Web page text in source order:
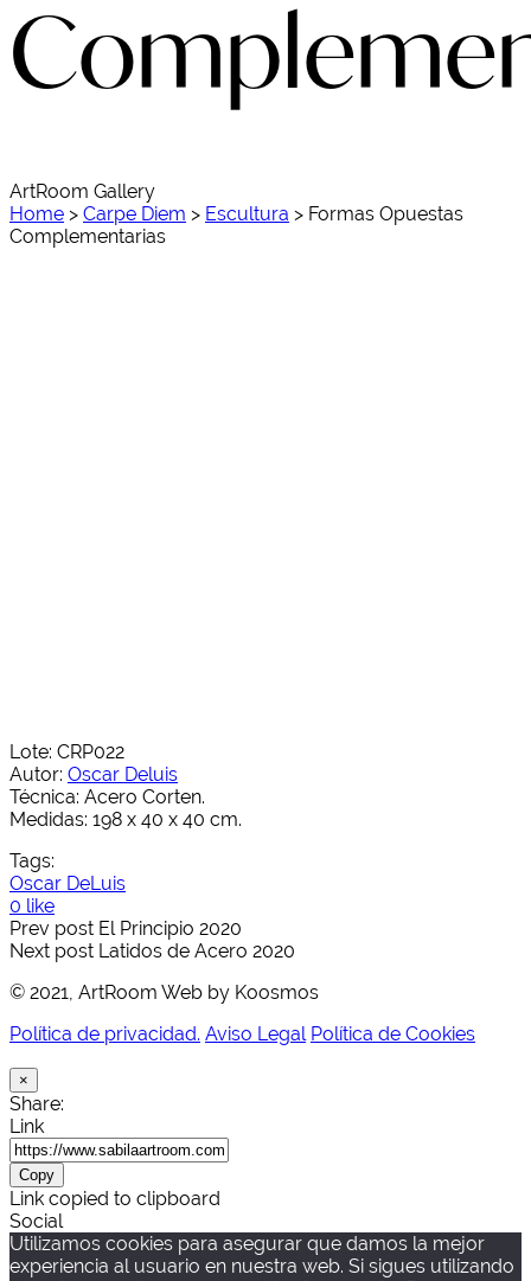
ArtRoom Gallery
Home > Carpe Diem > Escultura > Formas Opuestas
Complementarias
Lote: CRP022
Autor: Oscar Deluis
Técnica: Acero Corten.
Medidas: 198 x 40 x 40 cm.
Tags:
Oscar DeLuis
0 like
Prev post El Principio 2020
Next post Latidos de Acero 2020
© 2021, ArtRoom Web by Koosmos
Política de privacidad. Aviso Legal Política de Cookies
×
Share:
Link
Copy
Link copied to clipboard
Social
Utilizamos cookies para asegurar que damos la mejor
experiencia al usuario en nuestra web. Si sigues utilizando